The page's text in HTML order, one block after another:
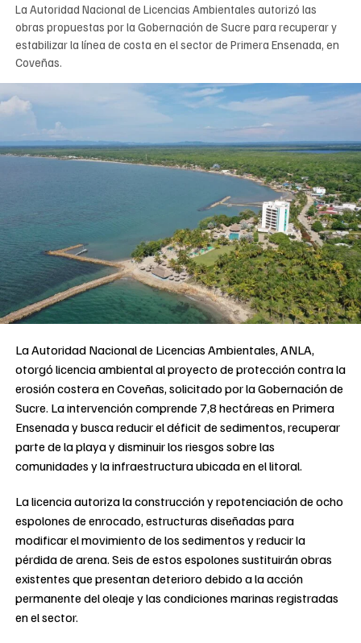
La Autoridad Nacional de Licencias Ambientales autorizó las
obras propuestas por la Gobernación de Sucre para recuperar y
estabilizar la línea de costa en el sector de Primera Ensenada, en
Coveñas.
La Autoridad Nacional de Licencias Ambientales, ANLA,
otorgó licencia ambiental al proyecto de protección contra la
erosión costera en Coveñas, solicitado por la Gobernación de
Sucre. La intervención comprende 7,8 hectáreas en Primera
Ensenada y busca reducir el déficit de sedimentos, recuperar
parte de la playa y disminuir los riesgos sobre las
comunidades y la infraestructura ubicada en el litoral.
La licencia autoriza la construcción y repotenciación de ocho
espolones de enrocado, estructuras diseñadas para
modificar el movimiento de los sedimentos y reducir la
pérdida de arena. Seis de estos espolones sustituirán obras
existentes que presentan deterioro debido a la acción
permanente del oleaje y las condiciones marinas registradas
en el sector.